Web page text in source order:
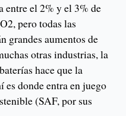
entre el 2% y el 3% de
pero todas las
grandes aumentos de
otras industrias, la
hace que la
donde entra en juego
(SAF, por sus